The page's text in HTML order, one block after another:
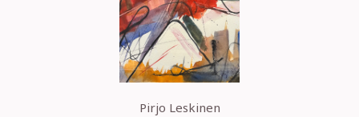
Pirjo Leskinen